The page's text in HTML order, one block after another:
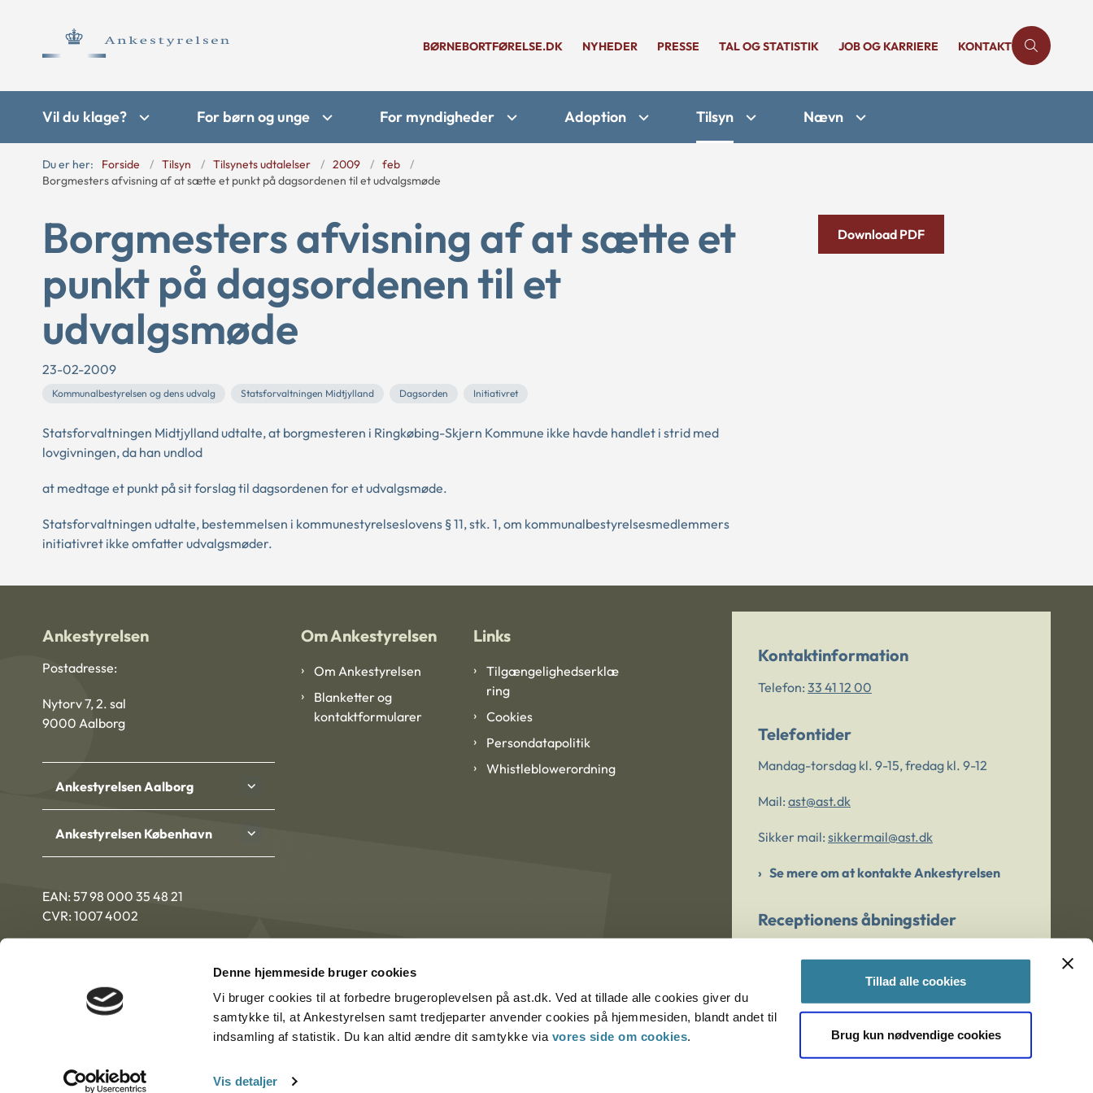
Denne hjemmeside bruger cookies
Vi bruger cookies til at forbedre brugeroplevelsen på ast.dk. Ved at tillade alle cookies giver du
samtykke til, at Ankestyrelsen samt tredjeparter anvender cookies på hjemmesiden, blandt andet til
indsamling af statistik. Du kan altid ændre dit samtykke via vores side om cookies.
Vis detaljer
Tillad alle cookies
Brug kun nødvendige cookies
BØRNEBORTFØRELSE.DK NYHEDER PRESSE TAL OG STATISTIK JOB OG KARRIERE KONTAKT
Vil du klage? For børn og unge For myndigheder Adoption Tilsyn Nævn
Du er her: Forside Tilsyn Tilsynets udtalelser 2009
feb
Borgmesters afvisning af at sætte et punkt på dagsordenen til et udvalgsmøde
Borgmesters afvisning af at sætte et
punkt på dagsordenen til et
udvalgsmøde
23-02-2009
Kommunalbestyrelsen og dens udvalg Statsforvaltningen Midtjylland Dagsorden Initiativret
Statsforvaltningen Midtjylland udtalte, at borgmesteren i Ringkøbing-Skjern Kommune ikke havde handlet i strid med
lovgivningen, da han undlod
at medtage et punkt på sit forslag til dagsordenen for et udvalgsmøde.
Statsforvaltningen udtalte, bestemmelsen i kommunestyrelseslovens § 11, stk. 1, om kommunalbestyrelsesmedlemmers
initiativret ikke omfatter udvalgsmøder.
Download PDF
Ankestyrelsen
Postadresse:
Nytorv 7, 2. sal
9000 Aalborg
Ankestyrelsen Aalborg
Ankestyrelsen København
EAN: 57 98 000 35 48 21
CVR: 1007 4002
Om Ankestyrelsen
Om Ankestyrelsen
Blanketter og
kontaktformularer
Links
Tilgængelighedserklæ
ring
Cookies
Persondatapolitik
Whistleblowerordning
Kontaktinformation
Telefon: 33 41 12 00
Telefontider
Mandag-torsdag kl. 9-15, fredag kl. 9-12
Mail: ast@ast.dk
Sikker mail: sikkermail@ast.dk
Se mere om at kontakte Ankestyrelsen
Receptionens åbningstider
Er du bekymret for et barn/en ung?